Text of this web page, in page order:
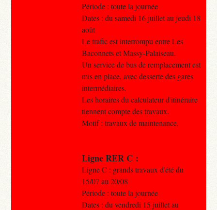
Période : toute la journée
Dates : du samedi 16 juillet au jeudi 18
août
Le trafic est interrompu entre Les
Baconnets et Massy-Palaiseau.
Un service de bus de remplacement est
mis en place, avec desserte des gares
intermédiaires.
Les horaires du calculateur d'itinéraire
tiennent compte des travaux.
Motif : travaux de maintenance.
Ligne RER C :
Ligne C : grands travaux d'été du
15/07 au 20/08
Période : toute la journée
Dates : du vendredi 15 juillet au